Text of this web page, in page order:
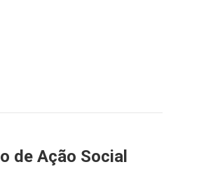
de Ação Social